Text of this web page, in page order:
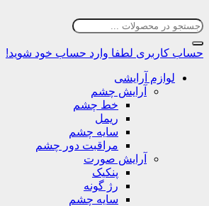
حساب کاربری لطفا وارد حساب خود شوید!
لوازم آرایشی
آرایش چشم
خط چشم
ریمل
سایه چشم
مراقبت دور چشم
آرایش صورت
پنکیک
رژ گونه
سایه چشم